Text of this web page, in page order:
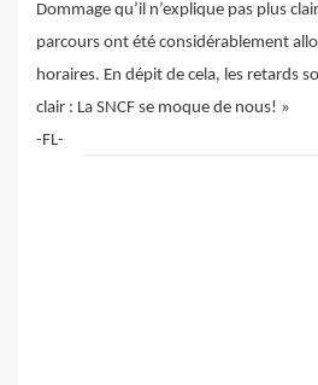
Dommage qu’il n’explique pas plus
parcours ont été considérablement
horaires. En dépit de cela, les retards
clair : La SNCF se moque de nous! »
-FL-